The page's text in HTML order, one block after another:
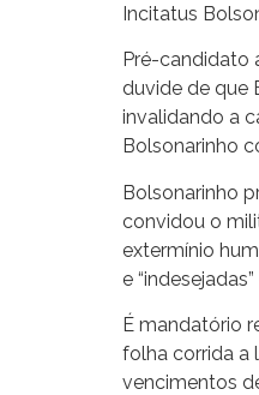
Incitatus
Pré-candidato
duvide de que
invalidando a
Bolsonarinho
Bolsonarinho
convidou o
extermínio
e
É mandatório
folha corrida a
vencimentos